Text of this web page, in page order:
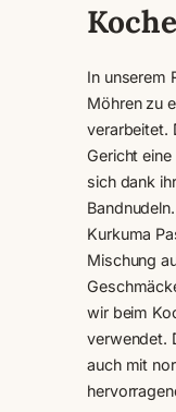
In unserem
Möhren zu
verarbeitet.
Gericht
sich dank
Kurkuma
Mischung
wir beim
verwendet.
auch mit